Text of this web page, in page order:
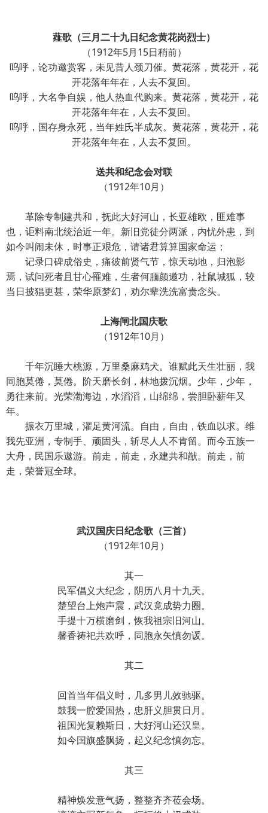
薤歌（三月二十九日纪念黄花岗烈士）
（1912年5月15日稍前）
呜呼，论功邀赏客，未见昔人颈刀催。黄花落，黄花开，花
开花落年年在，人去不复回。
呜呼，大名争自娱，他人热血代购来。黄花落，黄花开，花
开花落年年在，人去不复回。
呜呼，国存身永死，当年姓氏半成灰。黄花落，黄花开，花
开花落年年在，人去不复回。
送共和纪念会对联
（1912年10月）
革除专制建共和，抚此大好河山，长亚雄欧，匪难事
也，讵料南北统治近一年。新旧党徒分两派，内忧外患，到
如今叫闹未休，时事正艰危，请诸君算算国家命运；
记录口碑成俗史，痛彼前贤气节，惊天动地，归泡影
焉，试问死者且甘心罹难，生者何腼颜邀功，社鼠城狐，较
当日披猖更甚，荣华原梦幻，劝尔辈洗洗富贵念头。
上海闸北国庆歌
（1912年10月）
千年沉睡大桃源，万里桑麻鸡犬。谁赋此天生壮丽，我
同胞莫倦，莫倦。阶天磨长剑，林地拨沉烟。少年，少年，
勇往来前。光荣渤海边，水滔滔，山绵绵，尝胆卧薪年又
年。
振衣万里城，濯足黄河流。自由，自由，铁血以求。维
我先亚洲，专制手、顽固头，斩尽人人不肯留。而今五族一
大舟，民国乐遨游。前走，前走，永建共和猷。前走，前
走，荣誉冠全球。
武汉国庆日纪念歌（三首）
（1912年10月）
其一
民军倡义大纪念，阴历八月十九天。
楚望台上炮声震，武汉竟成势力圈。
手提十万横磨剑，恢我祖宗旧河山。
馨香祷祀共欢呼，同胞永矢慎勿谖。
其二
回首当年倡义时，几多男儿效驰驱。
鼓我一腔爱国热，忠肝义胆贯日月。
祖国光复赖斯日，大好河山还汉皇。
如今国旗盛飘扬，起义纪念慎勿忘。
其三
精神焕发意气扬，整整齐齐莅会场。